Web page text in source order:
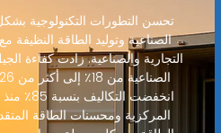
تحسن التطورات التكنولوجية بشكل
الصناعية وتوليد الطاقة النظيفة
التجارية والصناعية. زادت كفاءة
المركزية ومحسنات الطاقة